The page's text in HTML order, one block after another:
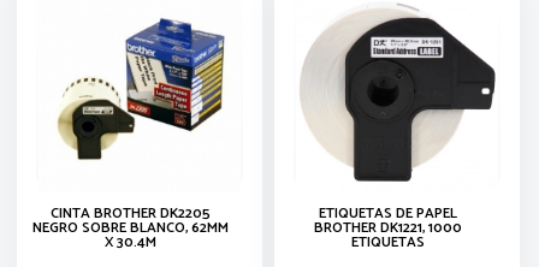
CINTA BROTHER DK2205
NEGRO SOBRE BLANCO, 62MM
X 30.4M
ETIQUETAS DE PAPEL
BROTHER DK1221, 1000
ETIQUETAS